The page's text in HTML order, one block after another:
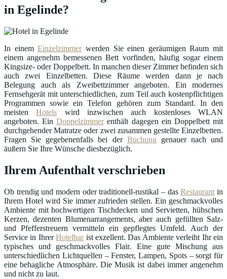
in Egelinde?
In einemEinzelzimmerwerden Sie einen geräumigen Raum mit
einem angenehm bemessenen Bett vorfinden, häufig sogar einem
Kingsize- oder Doppelbett. In manchen dieser Zimmer befinden sich
auch zwei Einzelbetten. Diese Räume werden dann je nach
Belegung auch als Zweibettzimmer angeboten. Ein modernes
Fernsehgerät mit unterschiedlichen, zum Teil auch kostenpflichtigen
Programmen sowie ein Telefon gehören zum Standard. In den
meistenHotels wird inzwischen auch kostenloses WLAN
angeboten. EinDoppelzimmerenthält dagegen ein Doppelbett mit
durchgehender Matratze oder zwei zusammen gestellte Einzelbetten.
Fragen Sie gegebenenfalls bei der Buchung genauer nach und
äußern Sie Ihre Wünsche diesbezüglich.
Ihrem Aufenthalt verschrieben
Ob trendig und modern oder traditionell-rustikal – dasRestaurant in
Ihrem Hotel wird Sie immer zufrieden stellen. Ein geschmackvolles
Ambiente mit hochwertigen Tischdecken und Servietten, hübschen
Kerzen, dezenten Blumenarrangements, aber auch gefüllten Salz-
und Pfefferstreuern vermitteln ein gepflegtes Umfeld. Auch der
Service in IhrerHotelbarist exzellent. Das Ambiente verleiht Ihr ein
typisches und geschmackvolles Flair. Eine gute Mischung aus
unterschiedlichen Lichtquellen – Fenster, Lampen, Spots – sorgt für
eine behagliche Atmosphäre. Die Musik ist dabei immer angenehm
und nicht zu laut.